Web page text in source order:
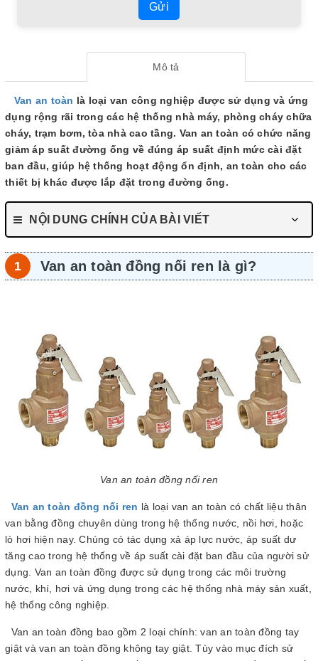
Gửi
Mô tả
Van an toàn là loại van công nghiệp được sử dụng và ứng
dụng rộng rãi trong các hệ thống nhà máy, phòng cháy chữa
cháy, trạm bơm, tòa nhà cao tầng. Van an toàn có chức năng
giảm áp suất đường ống về đúng áp suất định mức cài đặt
ban đầu, giúp hệ thống hoạt động ổn định, an toàn cho các
thiết bị khác được lắp đặt trong đường ống.
NỘI DUNG CHÍNH CỦA BÀI VIẾT
Van an toàn đồng nối ren là gì?
Van an toàn đồng nối ren
Van an toàn đồng nối ren là loại van an toàn có chất liệu thân
van bằng đồng chuyên dùng trong hệ thống nước, nồi hơi, hoặc
lò hơi hiện nay. Chúng có tác dụng xả áp lực nước, áp suất dư
tăng cao trong hệ thống về áp suất cài đặt ban đầu của người sử
dụng. Van an toàn đồng được sử dụng trong các môi trường
nước, khí, hơi và ứng dụng trong các hệ thống nhà máy sản xuất,
hệ thống công nghiệp.
Van an toàn đồng bao gồm 2 loại chính: van an toàn đồng tay
giật và van an toàn đồng không tay giật. Tùy vào mục đích sử